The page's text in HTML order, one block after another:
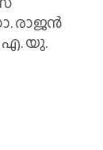
രാജൻ
എ. യു.